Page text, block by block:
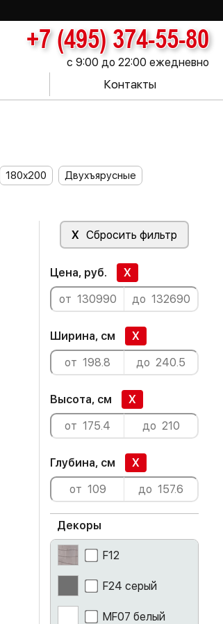
+7 (495) 374-55-80
с 9:00 до 22:00 ежедневно
Контакты
180х200
Двухъярусные
X Сбросить фильтр
Цена, руб. X
Ширина, см X
Высота, см X
Глубина, см X
Декоры
F12
F24 серый
MF07 белый